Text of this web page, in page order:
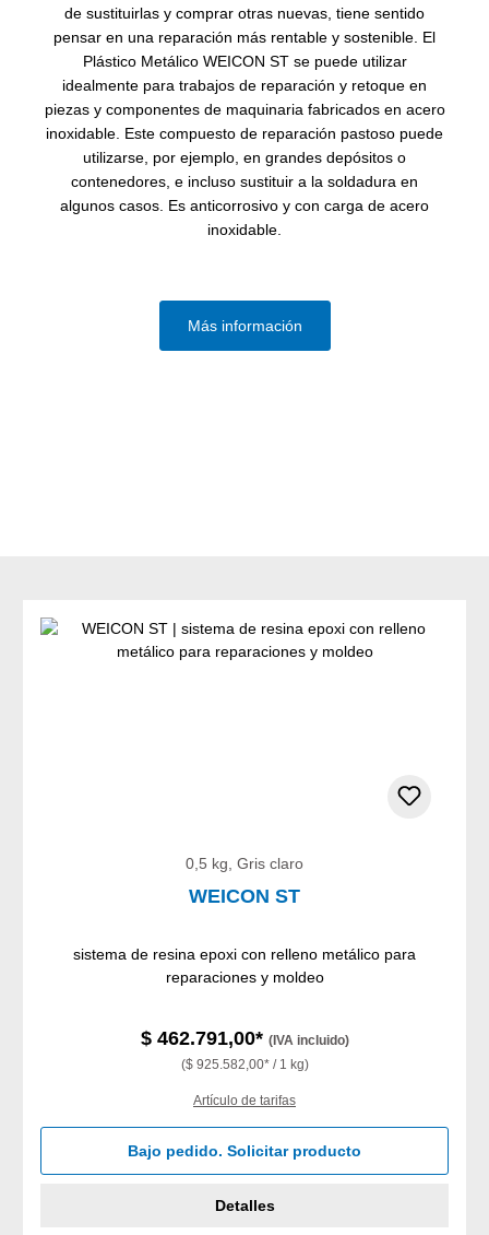
de sustituirlas y comprar otras nuevas, tiene sentido
pensar en una reparación más rentable y sostenible. El
Plástico Metálico WEICON ST se puede utilizar
idealmente para trabajos de reparación y retoque en
piezas y componentes de maquinaria fabricados en acero
inoxidable. Este compuesto de reparación pastoso puede
utilizarse, por ejemplo, en grandes depósitos o
contenedores, e incluso sustituir a la soldadura en
algunos casos. Es anticorrosivo y con carga de acero
inoxidable.
Más información
0,5 kg, Gris claro
WEICON ST
sistema de resina epoxi con relleno metálico para
reparaciones y moldeo
$ 462.791,00* (IVA incluido)
($ 925.582,00* / 1 kg)
Artículo de tarifas
Bajo pedido. Solicitar producto
Detalles